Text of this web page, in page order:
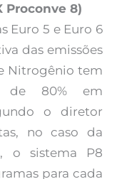
Proconve 8)
Euro 5 e Euro 6
das emissões
Nitrogênio tem
de 80% em
o diretor
no caso da
o sistema P8
para cada